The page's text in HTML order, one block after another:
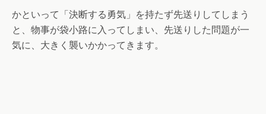
かといって「決断する勇気」を持たず先送りしてしまう
と、物事が袋小路に入ってしまい、先送りした問題が一
気に、大きく襲いかかってきます。